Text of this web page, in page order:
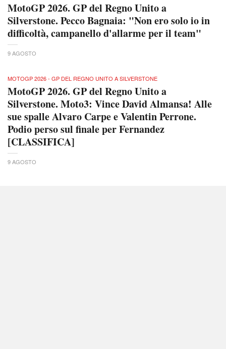
MotoGP 2026. GP del Regno Unito a
Silverstone. Pecco Bagnaia: "Non ero solo io in
difficoltà, campanello d'allarme per il team"
9 AGOSTO
MOTOGP 2026 - GP DEL REGNO UNITO A SILVERSTONE
MotoGP 2026. GP del Regno Unito a
Silverstone. Moto3: Vince David Almansa! Alle
sue spalle Alvaro Carpe e Valentin Perrone.
Podio perso sul finale per Fernandez
[CLASSIFICA]
9 AGOSTO